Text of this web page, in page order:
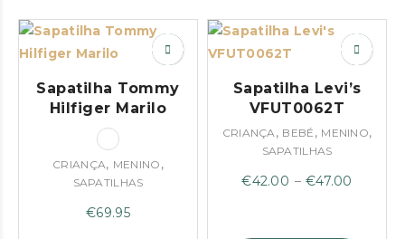
Sapatilha Tommy
Hilfiger Marilo
CRIANÇA, MENINO ,
SAPATILHAS
€69.95
Sapatilha Levi’s
VFUT0062T
CRIANÇA, BEBÉ , MENINO,
SAPATILHAS
€42.00 – €47.00